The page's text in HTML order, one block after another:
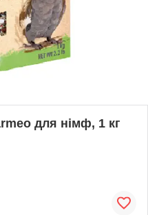
для німф, 1 кг